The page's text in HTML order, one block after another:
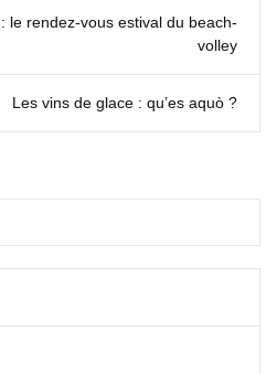
le rendez‑vous estival du beach-
volley
Les vins de glace : qu’es aquò ?